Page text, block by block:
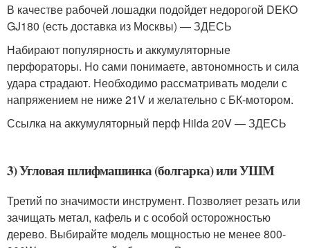
В качестве рабочей лошадки подойдет недорогой DEKO
GJ180 (есть доставка из Москвы) — ЗДЕСЬ
Набирают популярность и аккумуляторные
перфораторы. Но сами понимаете, автономность и сила
удара страдают. Необходимо рассматривать модели с
напряжением не ниже 21V и желательно с БК-мотором.
Ссылка на аккумуляторный перф Hilda 20V — ЗДЕСЬ
3) Угловая шлифмашинка (болгарка) или УШМ
Третий по значимости инструмент. Позволяет резать или
зачищать метал, кафель и с особой осторожностью
дерево. Выбирайте модель мощностью не менее 800-